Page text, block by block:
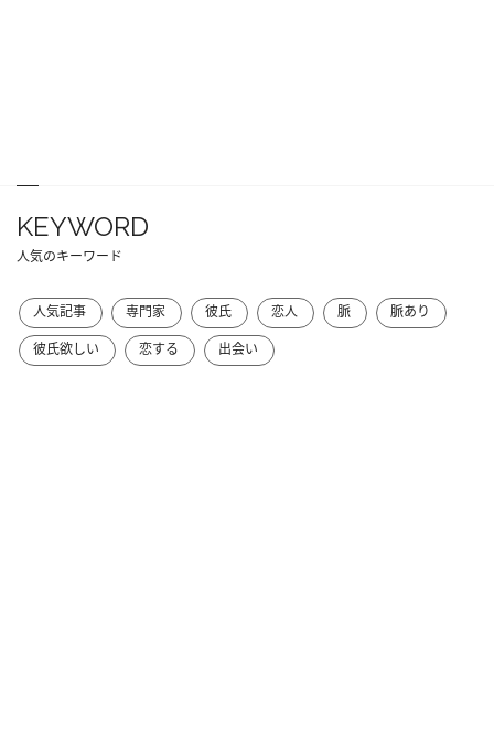
KEYWORD
人気のキーワード
人気記事 専門家 彼氏 恋人 脈
脈あり
彼氏欲しい
恋する 出会い